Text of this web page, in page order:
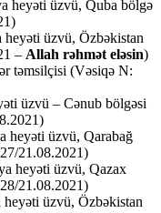
heyəti üzvü, Quba bölgə
heyəti üzvü, Özbəkistan
– Allah rəhmət eləsin)
təmsilçisi (Vəsiqə N:
üzvü – Cənub bölgəsi
heyəti üzvü, Qarabağ
21.08.2021)
heyəti üzvü, Qazax
21.08.2021)
heyəti üzvü, Özbəkistan